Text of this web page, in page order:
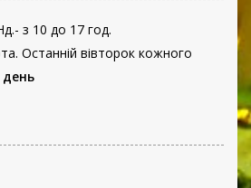
з 10 до 17 год.
Останній вівторок кожного
день